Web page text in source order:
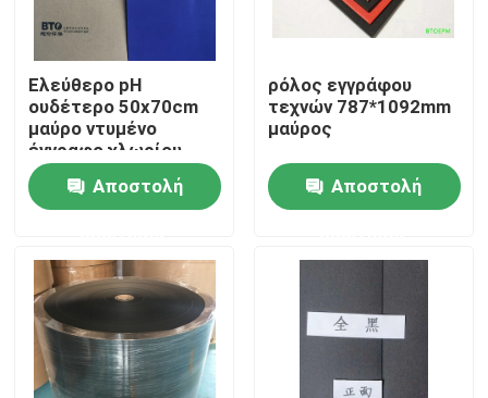
Σπίτι
Περίπου εμείς
Γύρος εργοστασίων
Ελεύθερο pH
ουδέτερο 50x70cm
μαύρο ντυμένο
έγγραφο χλωρίου
Αποστολή
ρόλος εγγράφου
τεχνών 787*1092mm
μαύρος
Αποστολή